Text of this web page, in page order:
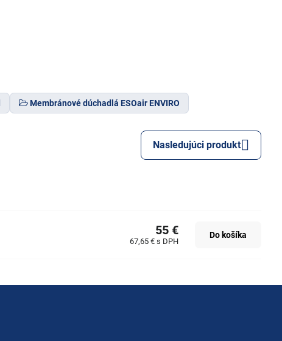
Membránové dúchadlá ESOair ENVIRO
Nasledujúci produkt
55 €
67,65 € s DPH
Do košíka